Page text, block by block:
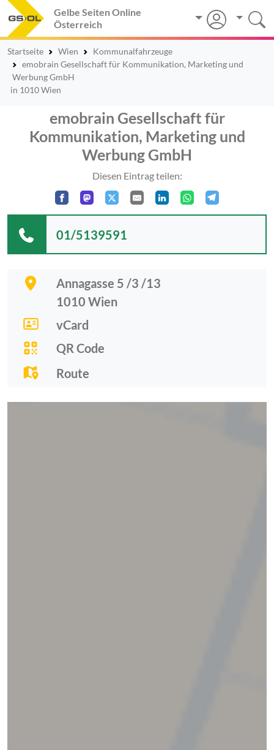
Gelbe Seiten Online
Österreich
Startseite Wien
Kommunalfahrzeuge
emobrain Gesellschaft für Kommunikation, Marketing und
Werbung GmbH
in 1010 Wien
emobrain Gesellschaft für
Kommunikation, Marketing und
Werbung GmbH
Diesen Eintrag teilen:
Annagasse 5 /3 /13
1010 Wien
vCard
QR Code
Route
01/5139591